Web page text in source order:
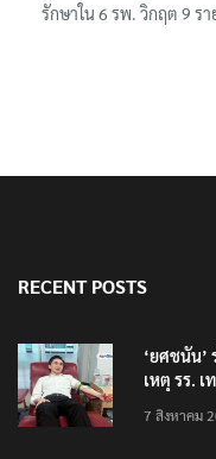
รักษาใน 6 รพ. วิกฤต 9 รา
RECENT POSTS
‘ยศชนัน’
เหตุ รร.
7 สิงหาคม